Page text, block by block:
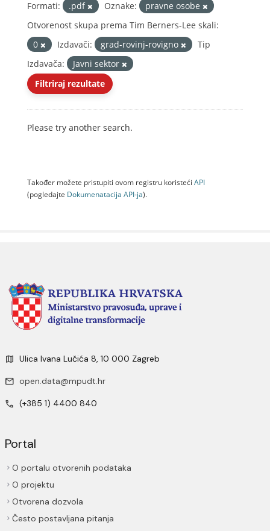
Formati: .pdf Oznake:
pravne osobe
Otvorenost skupa prema Tim Berners-Lee skali:
0
Izdavači: grad-rovinj-rovigno
Tip
Izdavača:
Javni sektor
Filtriraj rezultate
Please try another search.
Također možete pristupiti ovom registru koristeći API
(pogledajte Dokumenаtаcijа API-jа).